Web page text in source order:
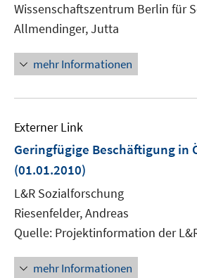
Wissenschaftszentrum Berlin für
Allmendinger, Jutta
mehr Informationen
Externer Link
Geringfügige Beschäftigung in
(01.01.2010)
L&R Sozialforschung
Riesenfelder, Andreas
Quelle: Projektinformation der
mehr Informationen